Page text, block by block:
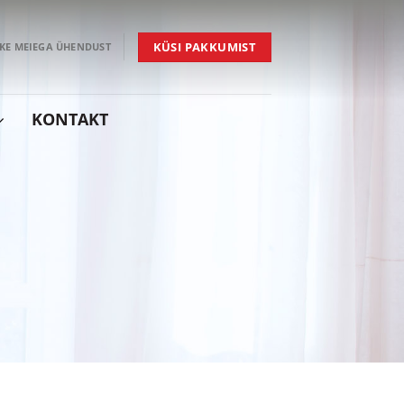
MEIEGA ÜHENDUST KÜSI PAKKUMIST
KONTAKT